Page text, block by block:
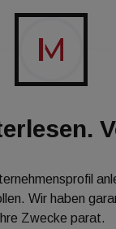
Wir haben
Ihre Zwecke parat.